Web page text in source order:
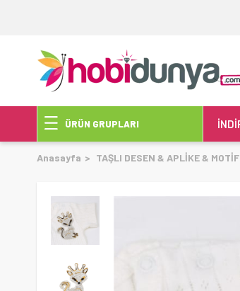
ÜRÜN GRUPLARI
Anasayfa TAŞLI DESEN & APLİKE & MOTİF